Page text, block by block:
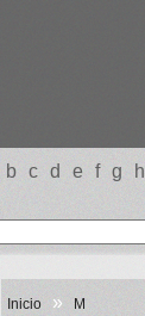
b c d e f g h
Inicio » M